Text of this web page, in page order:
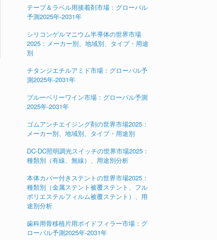
テープ＆ラベル用接着剤市場：グローバル
予測2025年-2031年
シリコンゲルマニウム半導体の世界市場
2025：メーカー別、地域別、タイプ・用途
別
チタンジエチルアミド市場：グローバル予
測2025年-2031年
ブルーベリーワイン市場：グローバル予測
2025年-2031年
ゴムアンチエイジング剤の世界市場2025：
メーカー別、地域別、タイプ・用途別
DC-DC照明調光スイッチの世界市場2025：
種類別（有線、無線）、用途別分析
本体カバー付きステントの世界市場2025：
種類別（金属ステント被覆ステント、フル
ポリエステルフィルム被覆ステント）、用
途別分析
歯科用骨移植片用ボイドフィラー市場：グ
ローバル予測2025年-2031年